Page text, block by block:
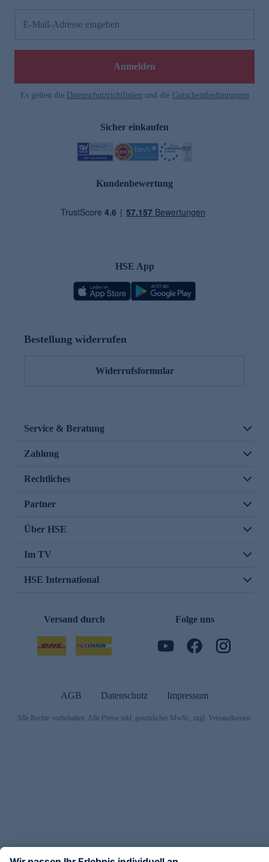
E-Mail-Adresse eingeben
Anmelden
Es gelten die Datenschutzrichtlinien und die Gutscheinbedingungen
Sicher einkaufen
Kundenbewertung
HSE App
Bestellung widerrufen
Widerrufsformular
Service & Beratung
Zahlung
Rechtliches
Partner
Über HSE
Im TV
HSE International
Versand durch Folge uns
AGB Datenschutz Impressum
Alle Rechte vorbehalten. Alle Preise inkl. gesetzlicher MwSt., zzgl. Versandkosten.